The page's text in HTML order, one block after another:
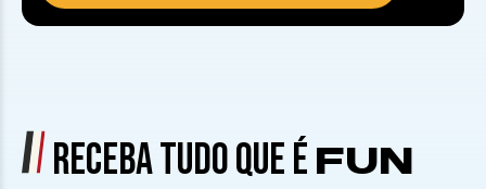
RECEBA TUDO QUE É FUN